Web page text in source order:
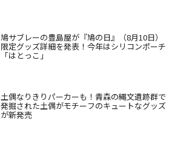
鳩サブレーの豊島屋が『鳩の日』（8月10日）
限定グッズ詳細を発表！今年はシリコンポーチ
「はとっこ」
土偶なりきりパーカーも！青森の縄文遺跡群で
発掘された土偶がモチーフのキュートなグッズ
が新発売